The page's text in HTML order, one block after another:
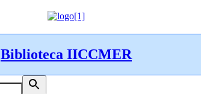
Biblioteca IICCMER